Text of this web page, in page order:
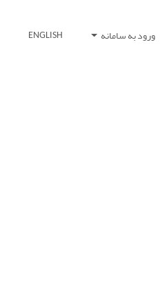
ورود به سامانه ENGLISH